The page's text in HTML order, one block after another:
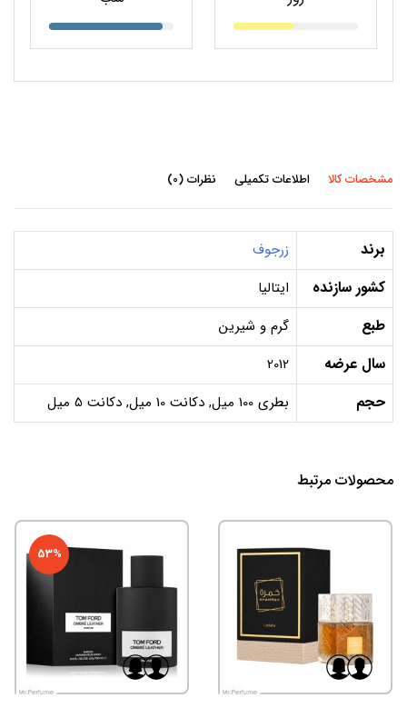
مشخصات کالا اطلاعات تکمیلی نظرات (0)
برند زرجوف
کشور سازنده ایتالیا
طبع گرم و شیرین
سال عرضه 2012
حجم بطری 100 میل, دکانت 10 میل, دکانت 5 میل
محصولات مرتبط
53%